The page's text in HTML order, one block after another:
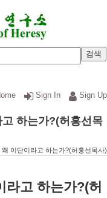
Sign In Sign Up
하는가?(허홍선목
이단이라고 하는가?(허홍선목사)
라고 하는가?(허